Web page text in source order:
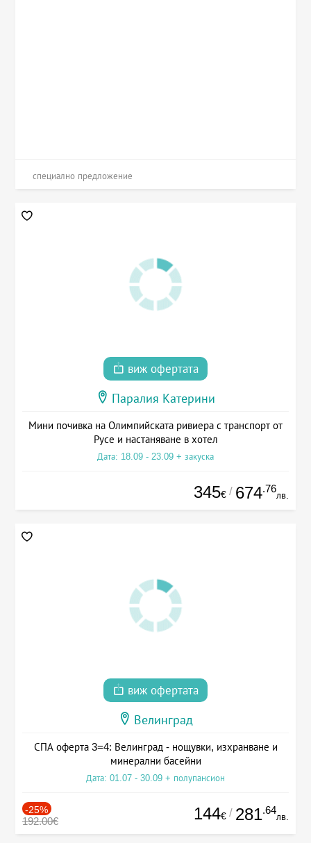
специално предложение
виж офертата
Паралия Катерини
Мини почивка на Олимпийската ривиера с транспорт от
Русе и настаняване в хотел
Дата: 18.09 - 23.09 + закуска
345€ / 674.76
лв.
виж офертата
Велинград
СПА оферта 3=4: Велинград - нощувки, изхранване и
минерални басейни
Дата: 01.07 - 30.09 + полупансион
-25%
192.00€ 144€ / 281.64
лв.